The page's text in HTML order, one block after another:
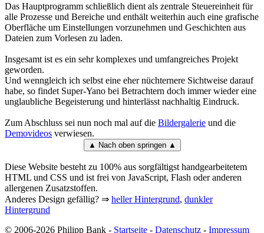
Das Hauptprogramm schließlich dient als zentrale Steuereinheit für
alle Prozesse und Bereiche und enthält weiterhin auch eine grafische
Oberfläche um Einstellungen vorzunehmen und Geschichten aus
Dateien zum Vorlesen zu laden.
Insgesamt ist es ein sehr komplexes und umfangreiches Projekt
geworden.
Und wenngleich ich selbst eine eher nüchternere Sichtweise darauf
habe, so findet Super-Yano bei Betrachtern doch immer wieder eine
unglaubliche Begeisterung und hinterlässt nachhaltig Eindruck.
Zum Abschluss sei nun noch mal auf die Bildergalerie und die
Demovideos verwiesen.
▲ Nach oben springen ▲
Diese Website besteht zu 100% aus sorgfältigst handgearbeitetem
HTML und CSS und ist frei von JavaScript, Flash oder anderen
allergenen Zusatzstoffen.
Anderes Design gefällig? ⇒ heller Hintergrund, dunkler
Hintergrund
© 2006-2026 Philipp Bank - Startseite - Datenschutz - Impressum